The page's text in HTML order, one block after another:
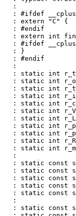
:
: #ifdef
: extern "C" {
: #endif
: extern int
: #ifdef
: }
: #endif
:
: static int
: static int
: static int
: static int
: static int
: static int
: static int
: static int
: static int
: static int
: static int
:
: static const
: static const
: static const
: static const
: static const
:
: static const